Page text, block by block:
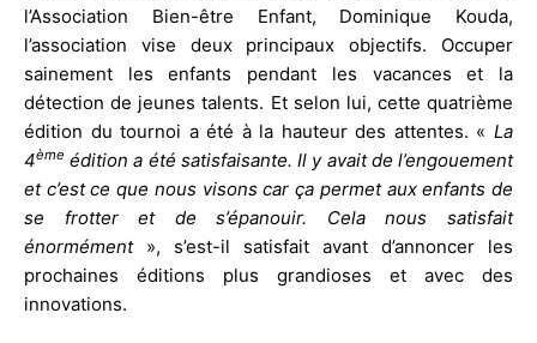
l’Association Bien-être Enfant, Dominique Kouda,
l’association vise deux principaux objectifs. Occuper
sainement les enfants pendant les vacances et la
détection de jeunes talents. Et selon lui, cette quatrième
édition du tournoi a été à la hauteur des attentes. « La
4ème édition a été satisfaisante. Il y avait de l’engouement
et c’est ce que nous visons car ça permet aux enfants de
se frotter et de s’épanouir. Cela nous satisfait
énormément», s’est-il satisfait avant d’annoncer les
prochaines éditions plus grandioses et avec des
innovations.